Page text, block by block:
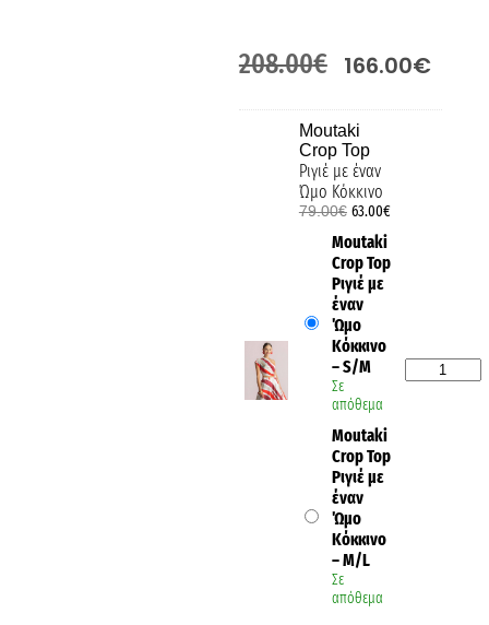
208.00€ 166.00€
Moutaki
Crop Top
Ριγιέ με έναν
Ώμο Κόκκινο
79.00€ 63.00€
Moutaki
Crop Top
Ριγιέ με
έναν
Ώμο
Κόκκινο
– S/M
Σε
απόθεμα
Moutaki
Crop Top
Ριγιέ με
έναν
Ώμο
Κόκκινο
– M/L
Σε
απόθεμα